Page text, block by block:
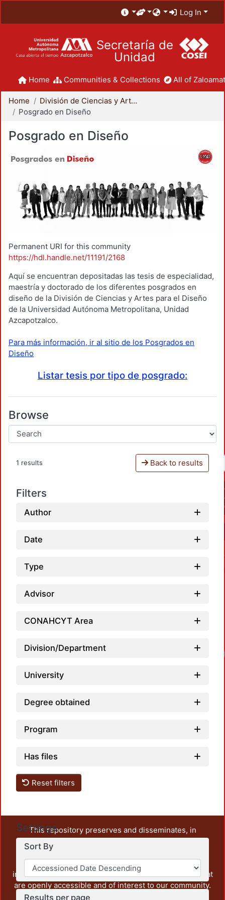
Log In
Secretaría de
Unidad
Home Communities & Collections All of
Home
División de Ciencias y Artes para el Diseño
Posgrado en Diseño
Posgrado en Diseño
Permanent URI for this community
https://hdl.handle.net/11191/2168
Aquí se encuentran depositadas las tesis de especialidad,
maestría y doctorado de los diferentes posgrados en
diseño de la División de Ciencias y Artes para el Diseño
de la Universidad Autónoma Metropolitana, Unidad
Azcapotzalco.
Para más información, ir al sitio de los Posgrados en
Diseño
Listar tesis por tipo de posgrado:
Browse
1 results Back to results
Filters
Author
Date
Type
Advisor
CONAHCYT Area
Division/Department
University
Degree obtained
Program
Has files
Reset filters
Settings
Sort By
Results per page
This repository preserves and disseminates, in
unrestricted open access, the teaching and research
output of UAM Azcapotzalco. It also includes some
administrative and graphic documents from the
institution, as well as content from other institutions that
are openly accessible and of interest to our community.